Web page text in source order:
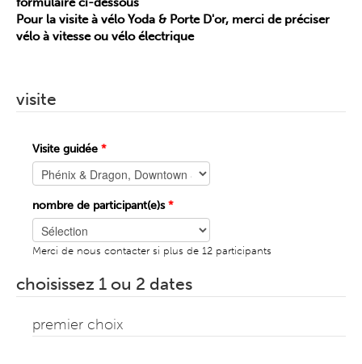
Pour la visite à vélo Yoda & Porte D'or, merci de préciser
vélo à vitesse ou vélo électrique
visite
Visite guidée *
nombre de participant(e)s*
Merci de nous contacter si plus de 12 participants
choisissez 1 ou 2 dates
premier choix